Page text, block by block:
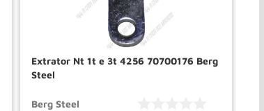
Extrator Nt 1t e 3t 4256 70700176 Berg
Steel
Berg Steel